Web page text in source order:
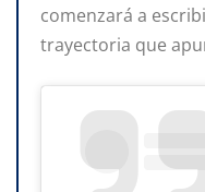
comenzará a
trayectoria que